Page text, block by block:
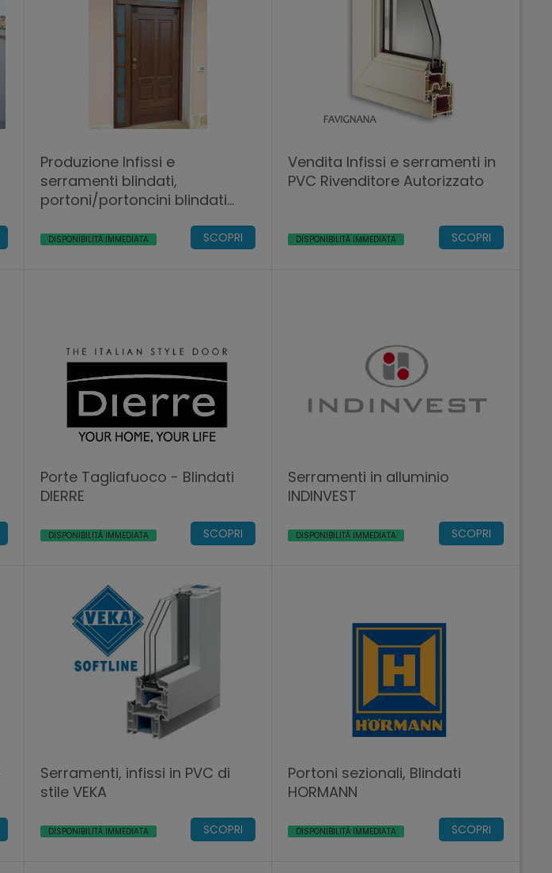
Produzione Infissi e
serramenti blindati,
portoni/portoncini blindati
DISPONIBILITÀ IMMEDIATA SCOPRI
Vendita Infissi e serramenti in
PVC Rivenditore Autorizzato
DISPONIBILITÀ IMMEDIATA SCOPRI
Porte Tagliafuoco - Blindati
DIERRE
DISPONIBILITÀ IMMEDIATA SCOPRI
Serramenti in alluminio
INDINVEST
DISPONIBILITÀ IMMEDIATA SCOPRI
Serramenti, infissi in PVC di
stile VEKA
DISPONIBILITÀ IMMEDIATA SCOPRI
Portoni sezionali, Blindati
HORMANN
DISPONIBILITÀ IMMEDIATA SCOPRI